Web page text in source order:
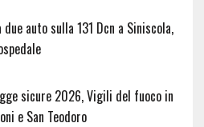
auto sulla 131 Dcn a Siniscola,
sicure 2026, Vigili del fuoco in
e San Teodoro